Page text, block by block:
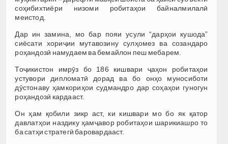
соҳибихтиёри низоми робитаҳои байналмилалӣ
меистод.
Дар ин замина, мо бар пояи усули “дарҳои кушода”
сиёсати хориҷии мутавозину сулҳомез ва созандаро
роҳандозӣ намудаем ва бемайлон пеш мебарем.
Тоҷикистон имрӯз бо 186 кишвари ҷаҳон робитаҳои
устувори дипломатӣ дорад ва бо онҳо муносиботи
дӯстонаву ҳамкориҳои судмандро дар соҳаҳои гуногун
роҳандозӣ кардааст.
Он ҳам қобили зикр аст, ки кишвари мо бо як қатор
давлатҳои наздику ҳамҷавор робитаҳои шарикиашро то
ба сатҳи стратегӣ баровардааст.